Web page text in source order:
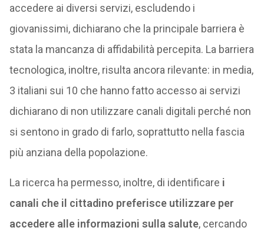
accedere ai diversi servizi, escludendo i
giovanissimi, dichiarano che la principale barriera è
stata la mancanza di affidabilità percepita. La barriera
tecnologica, inoltre, risulta ancora rilevante: in media,
3 italiani sui 10 che hanno fatto accesso ai servizi
dichiarano di non utilizzare canali digitali perché non
si sentono in grado di farlo, soprattutto nella fascia
più anziana della popolazione.
La ricerca ha permesso, inoltre, di identificare i
canali che il cittadino preferisce utilizzare per
accedere alle informazioni sulla salute, cercando